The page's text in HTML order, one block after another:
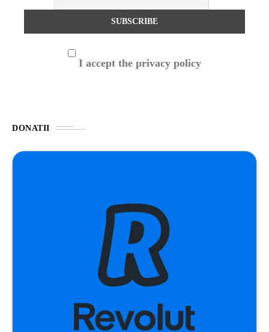
I accept the privacy policy
DONATII